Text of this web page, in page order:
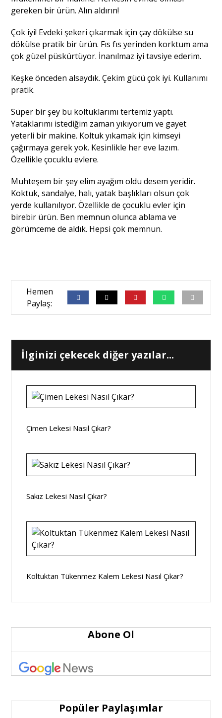
gereken bir ürün. Alın aldırın!
Çok iyi! Evdeki şekeri çıkarmak için çay dökülse su
dökülse pratik bir ürün. Fıs fıs yerinden korktum ama
çok güzel püskürtüyor. İnanılmaz iyi tavsiye ederim.
Keşke önceden alsaydık. Çekim gücü çok iyi. Kullanımı
pratik.
Süper bir şey bu koltuklarımı tertemiz yaptı.
Yataklarımı istediğim zaman yıkıyorum ve gayet
yeterli bir makine. Koltuk yıkamak için kimseyi
çağırmaya gerek yok. Kesinlikle her eve lazım.
Özellikle çocuklu evlere.
Muhteşem bir şey elim ayağım oldu desem yeridir.
Koktuk, sandalye, halı, yatak başlıkları olsun çok
yerde kullanılıyor. Özellikle de çocuklu evler için
birebir ürün. Ben memnun olunca ablama ve
görümceme de aldık. Hepsi çok memnun.
İlginizi çekecek diğer yazılar...
Çimen Lekesi Nasıl Çıkar?
Sakız Lekesi Nasıl Çıkar?
Koltuktan Tükenmez Kalem Lekesi Nasıl Çıkar?
Abone Ol
Popüler Paylaşımlar